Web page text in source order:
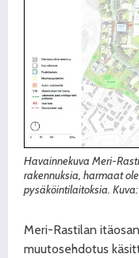
Havainnekuva Meri-
rakennuksia, harmaat
pysäköintilaitoksia. Kuva:
Meri-Rastilan
muutosehdotus